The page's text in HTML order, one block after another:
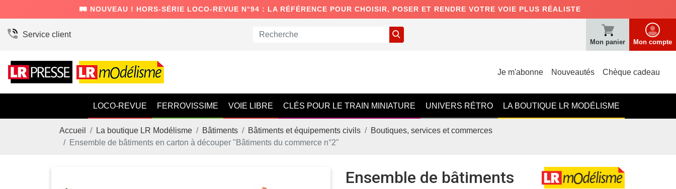
🛤️ NOUVEAU ! HORS-SÉRIE LOCO-REVUE N°94 : LA RÉFÉRENCE POUR CHOISIR, POSER ET RENDRE VOTRE VOIE PLUS RÉALISTE
Service client
Mon panier Mon compte
Je m'abonne Nouveautés Chèque cadeau
LOCO-REVUE FERROVISSIME VOIE LIBRE CLÉS POUR LE TRAIN MINIATURE UNIVERS RÉTRO LA BOUTIQUE LR MODÉLISME
Accueil La boutique LR Modélisme Bâtiments Bâtiments et équipements civils
Boutiques, services et commerces
Ensemble de bâtiments en carton à découper "Bâtiments du commerce n°2"
Ensemble de bâtiments